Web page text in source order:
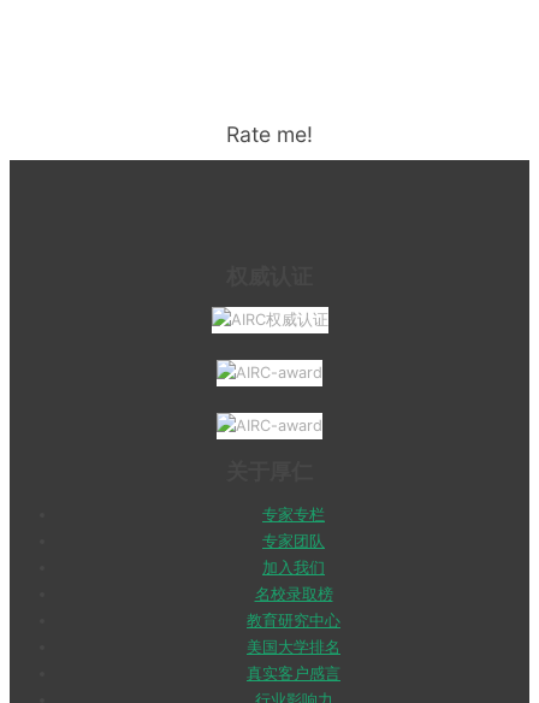
Rate me!
专家专栏
专家团队
加入我们
名校录取榜
教育研究中心
美国大学排名
真实客户感言